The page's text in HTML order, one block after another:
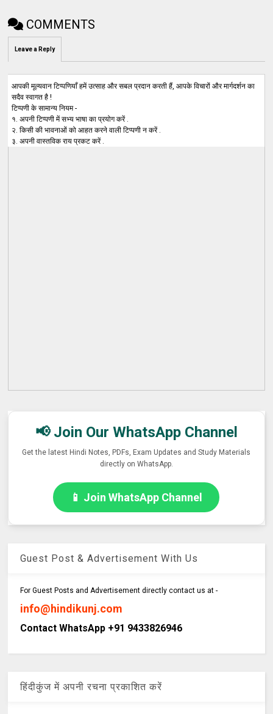
COMMENTS
Leave a Reply
आपकी मूल्यवान टिप्पणियाँ हमें उत्साह और सबल प्रदान करती हैं, आपके विचारों और मार्गदर्शन का
सदैव स्वागत है !
टिप्पणी के सामान्य नियम -
१. अपनी टिप्पणी में सभ्य भाषा का प्रयोग करें .
२. किसी की भावनाओं को आहत करने वाली टिप्पणी न करें .
३. अपनी वास्तविक राय प्रकट करें .
📢 Join Our WhatsApp Channel
Get the latest Hindi Notes, PDFs, Exam Updates and Study Materials
directly on WhatsApp.
📱 Join WhatsApp Channel
Guest Post & Advertisement With Us
For Guest Posts and Advertisement directly contact us at -
info@hindikunj.com
Contact WhatsApp +91 9433826946
हिंदीकुंज में अपनी रचना प्रकाशित करें